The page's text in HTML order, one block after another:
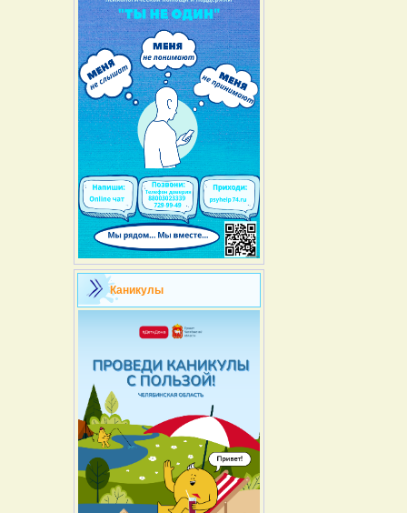
Каникулы